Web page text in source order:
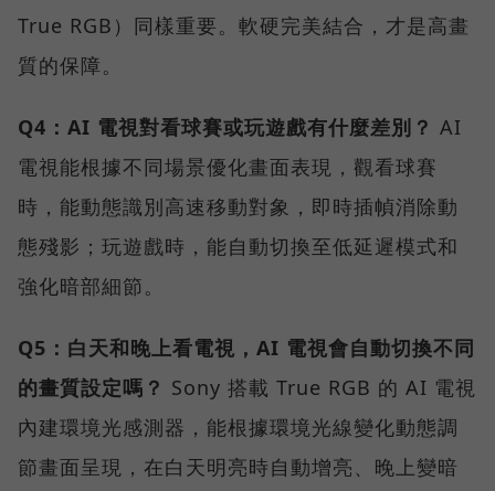
True RGB）同樣重要。軟硬完美結合，才是高畫
質的保障。
Q4：AI 電視對看球賽或玩遊戲有什麼差別？ AI
電視能根據不同場景優化畫面表現，觀看球賽
時，能動態識別高速移動對象，即時插幀消除動
態殘影；玩遊戲時，能自動切換至低延遲模式和
強化暗部細節。
Q5：白天和晚上看電視，AI 電視會自動切換不同
的畫質設定嗎？ Sony 搭載 True RGB 的 AI 電視
內建環境光感測器，能根據環境光線變化動態調
節畫面呈現，在白天明亮時自動增亮、晚上變暗